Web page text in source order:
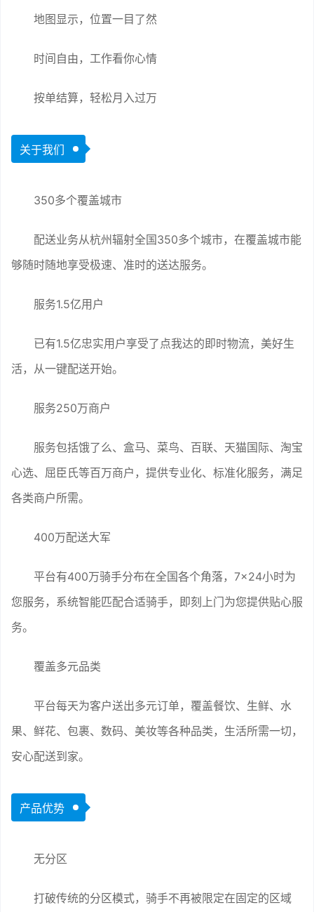
地图显示，位置一目了然
时间自由，工作看你心情
按单结算，轻松月入过万
关于我们
350多个覆盖城市
配送业务从杭州辐射全国350多个城市，在覆盖城市能
够随时随地享受极速、准时的送达服务。
服务1.5亿用户
已有1.5亿忠实用户享受了点我达的即时物流，美好生
活，从一键配送开始。
服务250万商户
服务包括饿了么、盒马、菜鸟、百联、天猫国际、淘宝
心选、屈臣氏等百万商户，提供专业化、标准化服务，满足
各类商户所需。
400万配送大军
平台有400万骑手分布在全国各个角落，7×24小时为
您服务，系统智能匹配合适骑手，即刻上门为您提供贴心服
务。
覆盖多元品类
平台每天为客户送出多元订单，覆盖餐饮、生鲜、水
果、鲜花、包裹、数码、美妆等各种品类，生活所需一切，
安心配送到家。
产品优势
无分区
打破传统的分区模式，骑手不再被限定在固定的区域